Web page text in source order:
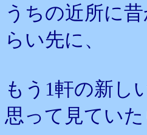
うちの近所に
らい先に、
もう1軒の新し
思って見ていた